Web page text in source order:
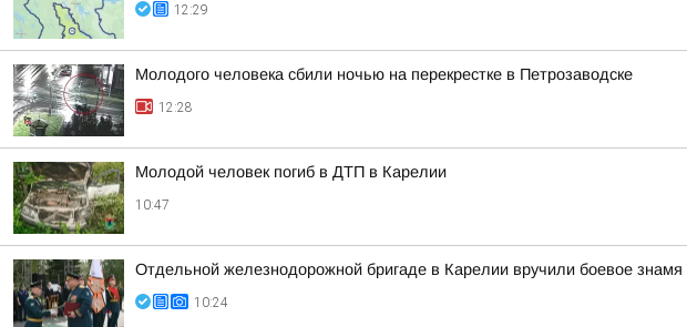
12:29
Молодого человека сбили ночью на перекрестке в Петрозаводске
12:28
Молодой человек погиб в ДТП в Карелии
10:47
Отдельной железнодорожной бригаде в Карелии вручили боевое знамя
10:24